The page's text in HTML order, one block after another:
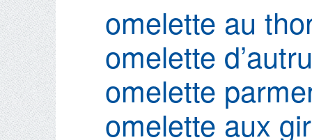
omelette au
omelette
omelette
omelette aux